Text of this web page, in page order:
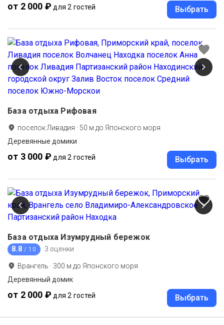
от 2 000 ₽ для 2 гостей Выбрать
База отдыха Рифовая
поселок Ливадия · 50 м до Японского моря
Деревянные домики
от 3 000 ₽ для 2 гостей Выбрать
База отдыха Изумрудный бережок
8.8 / 10 3 оценки
Врангель · 300 м до Японского моря
Деревянный домик
от 2 000 ₽ для 2 гостей Выбрать